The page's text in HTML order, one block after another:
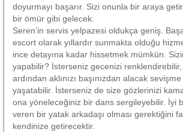
doyurmayı başarır. Sizi onunla bir araya
bir ömür gibi gelecek.
Seren’in servis yelpazesi oldukça geniş.
escort olarak yıllardır sunmakta olduğu
ince detayına kadar hissetmek mümkün.
yapabilir? İsterseniz gecenizi
ardından aklınızı başınızdan alacak
yaşatabilir. İsterseniz de size gözlerinizi
ona yöneleceğiniz bir dans sergileyebilir. İyi
veren bir yatak arkadaşı olması gerektiğini
kendinize getirecektir.